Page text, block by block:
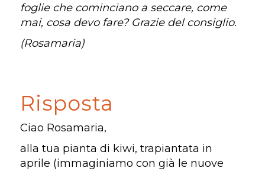
foglie che cominciano a seccare, come
mai, cosa devo fare? Grazie del consiglio.
(Rosamaria)
Risposta
Ciao Rosamaria,
alla tua pianta di kiwi, trapiantata in
aprile (immaginiamo con già le nuove